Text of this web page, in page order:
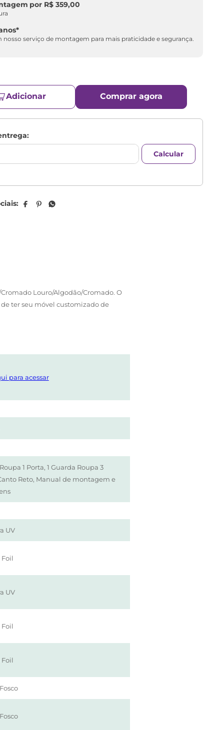
por R$ 359,00
serviço de montagem para mais praticidade e segurança.
Adicionar Comprar agora
Louro/Algodão/Cromado. O
ter seu móvel customizado de
para acessar
1 Porta, 1 Guarda Roupa 3
Reto, Manual de montagem e
UV
Foil
UV
Foil
Foil